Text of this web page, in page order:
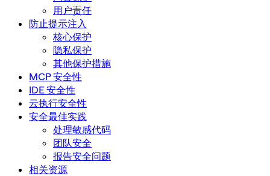
用户责任
防止提示注入
核心保护
隐私保护
其他保护措施
MCP 安全性
IDE 安全性
云执行安全性
安全最佳实践
处理敏感代码
团队安全
报告安全问题
相关资源